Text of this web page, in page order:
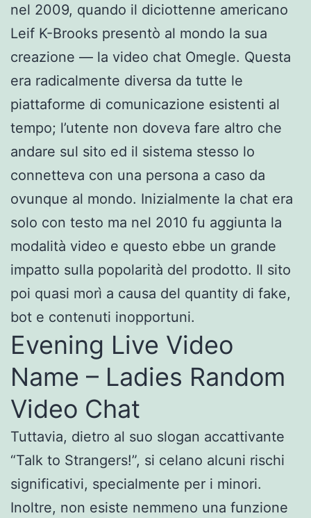
nel 2009, quando il diciottenne americano
Leif K-Brooks presentò al mondo la sua
creazione — la video chat Omegle. Questa
era radicalmente diversa da tutte le
piattaforme di comunicazione esistenti al
tempo; l’utente non doveva fare altro che
andare sul sito ed il sistema stesso lo
connetteva con una persona a caso da
ovunque al mondo. Inizialmente la chat era
solo con testo ma nel 2010 fu aggiunta la
modalità video e questo ebbe un grande
impatto sulla popolarità del prodotto. Il sito
poi quasi morì a causa del quantity di fake,
bot e contenuti inopportuni.
Evening Live Video
Name – Ladies Random
Video Chat
Tuttavia, dietro al suo slogan accattivante
“Talk to Strangers!”, si celano alcuni rischi
significativi, specialmente per i minori.
Inoltre, non esiste nemmeno una funzione